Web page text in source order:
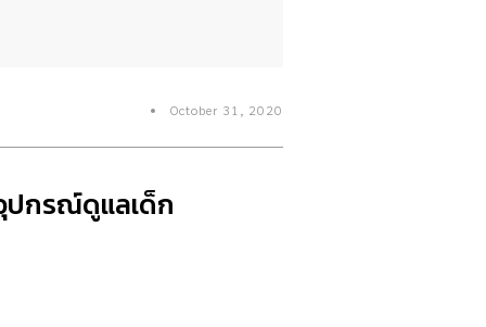
October 31, 2020
ปกรณ์ดูแลเด็ก